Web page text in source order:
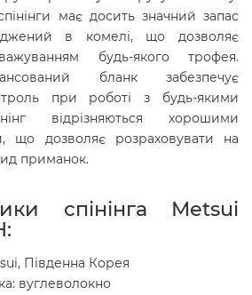
має досить значний запас
в комелі, що дозволяє
будь-якого трофея.
бланк забезпечує
при роботі з будь-якими
відрізняються хорошими
що дозволяє розраховувати на
приманок.
спінінга Metsui
Південна Корея
вуглеволокно